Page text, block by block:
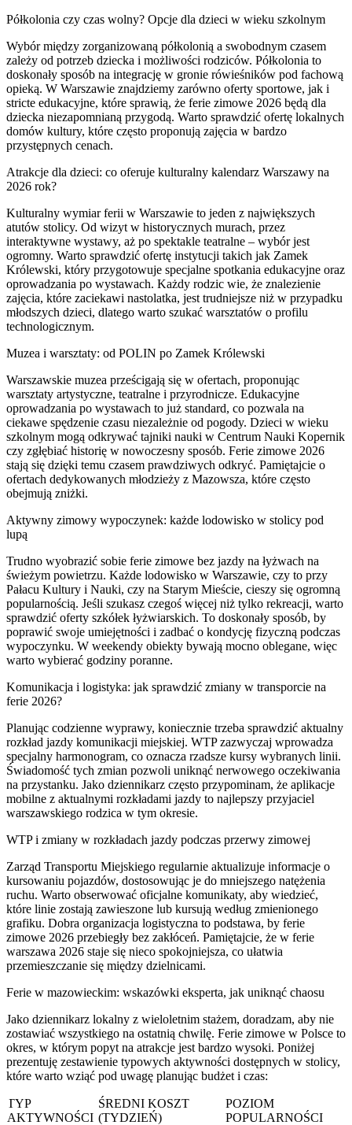
Półkolonia czy czas wolny? Opcje dla dzieci w wieku szkolnym
Wybór między zorganizowaną półkolonią a swobodnym czasem
zależy od potrzeb dziecka i możliwości rodziców. Półkolonia to
doskonały sposób na integrację w gronie rówieśników pod fachową
opieką. W Warszawie znajdziemy zarówno oferty sportowe, jak i
stricte edukacyjne, które sprawią, że ferie zimowe 2026 będą dla
dziecka niezapomnianą przygodą. Warto sprawdzić ofertę lokalnych
domów kultury, które często proponują zajęcia w bardzo
przystępnych cenach.
Atrakcje dla dzieci: co oferuje kulturalny kalendarz Warszawy na
2026 rok?
Kulturalny wymiar ferii w Warszawie to jeden z największych
atutów stolicy. Od wizyt w historycznych murach, przez
interaktywne wystawy, aż po spektakle teatralne – wybór jest
ogromny. Warto sprawdzić ofertę instytucji takich jak Zamek
Królewski, który przygotowuje specjalne spotkania edukacyjne oraz
oprowadzania po wystawach. Każdy rodzic wie, że znalezienie
zajęcia, które zaciekawi nastolatka, jest trudniejsze niż w przypadku
młodszych dzieci, dlatego warto szukać warsztatów o profilu
technologicznym.
Muzea i warsztaty: od POLIN po Zamek Królewski
Warszawskie muzea prześcigają się w ofertach, proponując
warsztaty artystyczne, teatralne i przyrodnicze. Edukacyjne
oprowadzania po wystawach to już standard, co pozwala na
ciekawe spędzenie czasu niezależnie od pogody. Dzieci w wieku
szkolnym mogą odkrywać tajniki nauki w Centrum Nauki Kopernik
czy zgłębiać historię w nowoczesny sposób. Ferie zimowe 2026
stają się dzięki temu czasem prawdziwych odkryć. Pamiętajcie o
ofertach dedykowanych młodzieży z Mazowsza, które często
obejmują zniżki.
Aktywny zimowy wypoczynek: każde lodowisko w stolicy pod
lupą
Trudno wyobrazić sobie ferie zimowe bez jazdy na łyżwach na
świeżym powietrzu. Każde lodowisko w Warszawie, czy to przy
Pałacu Kultury i Nauki, czy na Starym Mieście, cieszy się ogromną
popularnością. Jeśli szukasz czegoś więcej niż tylko rekreacji, warto
sprawdzić oferty szkółek łyżwiarskich. To doskonały sposób, by
poprawić swoje umiejętności i zadbać o kondycję fizyczną podczas
wypoczynku. W weekendy obiekty bywają mocno oblegane, więc
warto wybierać godziny poranne.
Komunikacja i logistyka: jak sprawdzić zmiany w transporcie na
ferie 2026?
Planując codzienne wyprawy, koniecznie trzeba sprawdzić aktualny
rozkład jazdy komunikacji miejskiej. WTP zazwyczaj wprowadza
specjalny harmonogram, co oznacza rzadsze kursy wybranych linii.
Świadomość tych zmian pozwoli uniknąć nerwowego oczekiwania
na przystanku. Jako dziennikarz często przypominam, że aplikacje
mobilne z aktualnymi rozkładami jazdy to najlepszy przyjaciel
warszawskiego rodzica w tym okresie.
WTP i zmiany w rozkładach jazdy podczas przerwy zimowej
Zarząd Transportu Miejskiego regularnie aktualizuje informacje o
kursowaniu pojazdów, dostosowując je do mniejszego natężenia
ruchu. Warto obserwować oficjalne komunikaty, aby wiedzieć,
które linie zostają zawieszone lub kursują według zmienionego
grafiku. Dobra organizacja logistyczna to podstawa, by ferie
zimowe 2026 przebiegły bez zakłóceń. Pamiętajcie, że w ferie
warszawa 2026 staje się nieco spokojniejsza, co ułatwia
przemieszczanie się między dzielnicami.
Ferie w mazowieckim: wskazówki eksperta, jak uniknąć chaosu
Jako dziennikarz lokalny z wieloletnim stażem, doradzam, aby nie
zostawiać wszystkiego na ostatnią chwilę. Ferie zimowe w Polsce to
okres, w którym popyt na atrakcje jest bardzo wysoki. Poniżej
prezentuję zestawienie typowych aktywności dostępnych w stolicy,
które warto wziąć pod uwagę planując budżet i czas:
TYP
AKTYWNOŚCI
ŚREDNI KOSZT
(TYDZIEŃ)
POZIOM
POPULARNOŚCI